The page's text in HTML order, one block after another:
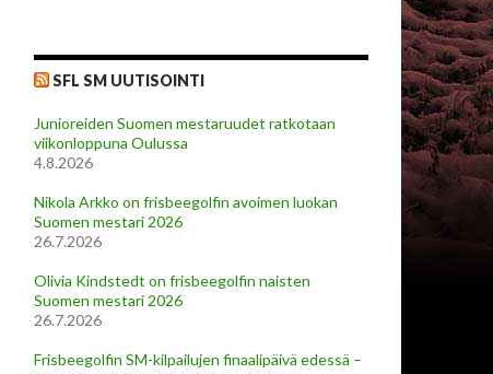
SFL SM UUTISOINTI
Junioreiden Suomen mestaruudet ratkotaan
viikonloppuna Oulussa
4.8.2026
Nikola Arkko on frisbeegolfin avoimen luokan
Suomen mestari 2026
26.7.2026
Olivia Kindstedt on frisbeegolfin naisten
Suomen mestari 2026
26.7.2026
Frisbeegolfin SM-kilpailujen finaalipäivä edessä –